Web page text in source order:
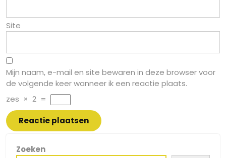
Site
Mijn naam, e-mail en site bewaren in deze browser voor
de volgende keer wanneer ik een reactie plaats.
zes × 2 =
Zoeken